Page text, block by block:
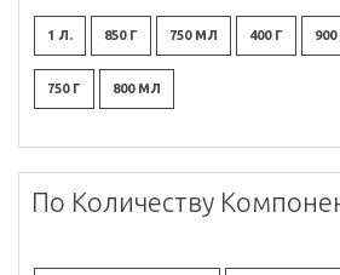
1 Л. 850 Г 750 МЛ 400 Г 900
750 Г 800 МЛ
По Количеству